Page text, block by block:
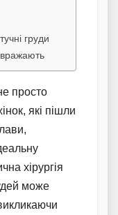
груди
вражають
просто
які пішли
хірургія
може